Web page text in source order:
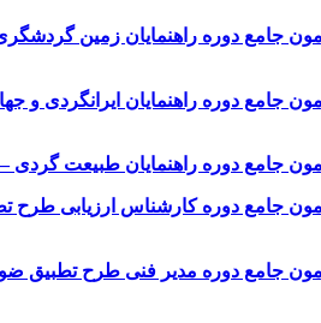
جامع دوره راهنمایان زمین
جامع دوره راهنمایان ایرانگردی و
جامع دوره راهنمایان طبیعت گردی –
جامع دوره کارشناس ارزیابی طرح
جامع دوره مدیر فنی طرح تطبیق